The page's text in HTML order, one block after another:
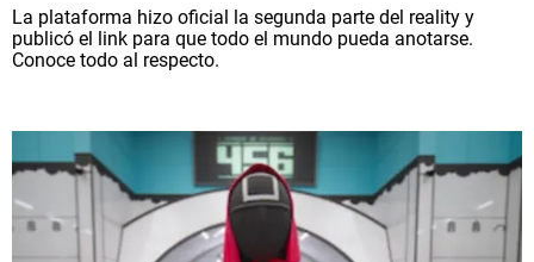
La plataforma hizo oficial la segunda parte del reality y
publicó el link para que todo el mundo pueda anotarse.
Conoce todo al respecto.